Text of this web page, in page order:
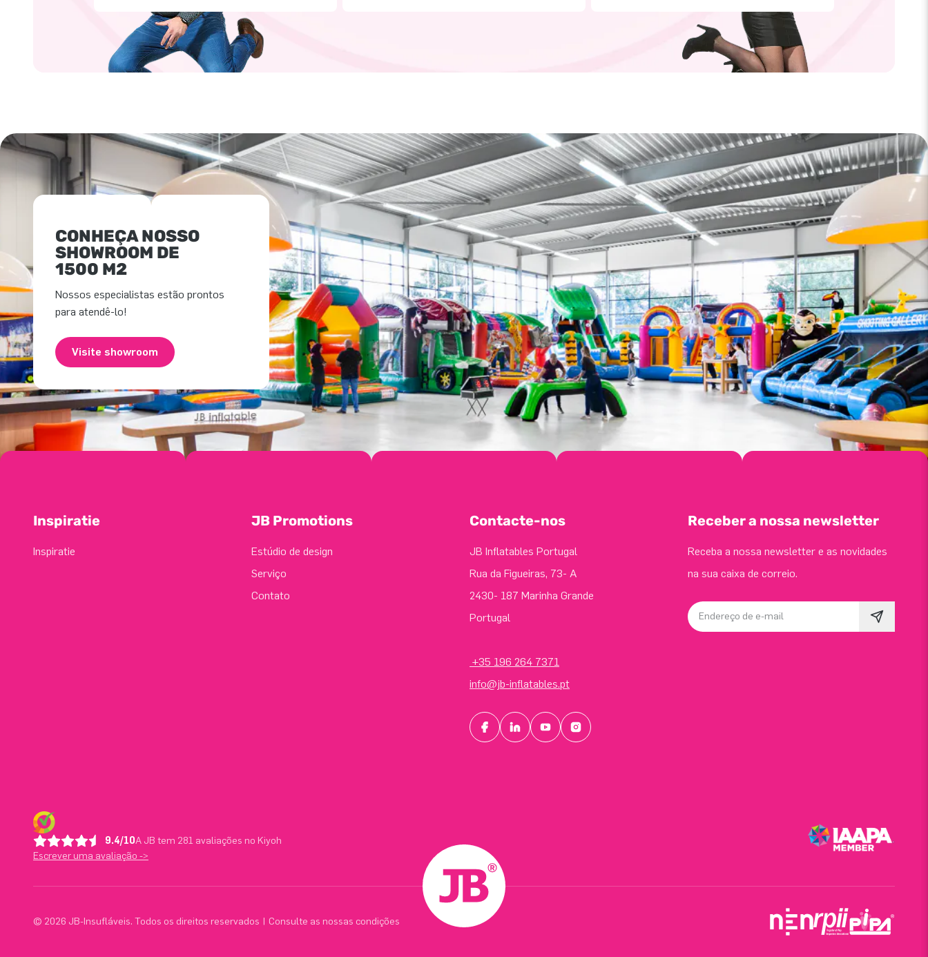
CONHEÇA NOSSO
SHOWROOM DE
1500 M2
Nossos especialistas estão prontos
para atendê-lo!
Visite showroom
Inspiratie
Inspiratie
JB Promotions
Estúdio de design
Serviço
Contato
Contacte-nos
JB Inflatables Portugal
Rua da Figueiras, 73- A
2430- 187 Marinha Grande
Portugal
+35 196 264 7371
info@jb-inflatables.pt
Receber a nossa newsletter
Receba a nossa newsletter e as novidades
na sua caixa de correio.
Endereço de e-mail
9.4/10A JB tem 281 avaliações no Kiyoh
Escrever uma avaliação ->
© 2026 JB-Insufláveis. Todos os direitos reservados | Consulte as nossas condições